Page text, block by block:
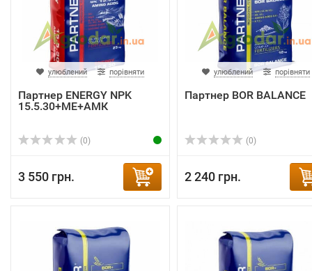
улюблений порівняти
Партнер ENERGY NPK
15.5.30+ME+АМК
(0)
3 550 грн.
улюблений порівняти
Партнер BOR BALANCE
(0)
2 240 грн.